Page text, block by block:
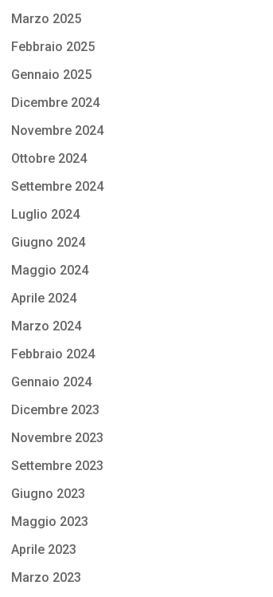
Marzo 2025
Febbraio 2025
Gennaio 2025
Dicembre 2024
Novembre 2024
Ottobre 2024
Settembre 2024
Luglio 2024
Giugno 2024
Maggio 2024
Aprile 2024
Marzo 2024
Febbraio 2024
Gennaio 2024
Dicembre 2023
Novembre 2023
Settembre 2023
Giugno 2023
Maggio 2023
Aprile 2023
Marzo 2023